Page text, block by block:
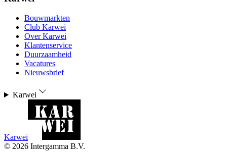
Bouwmarkten
Club Karwei
Over Karwei
Klantenservice
Duurzaamheid
Vacatures
Nieuwsbrief
Karwei
Karwei
© 2026 Intergamma B.V.